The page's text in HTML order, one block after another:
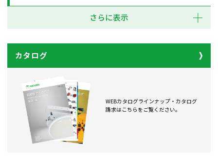
さらに表示
カタログ
WEBカタログラインナップ・カタログ
請求はこちらをご覧ください。